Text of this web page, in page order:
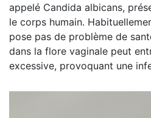
appelé Candida albicans,
le corps humain.
pose pas de problème de
dans la flore vaginale peut
excessive, provoquant une